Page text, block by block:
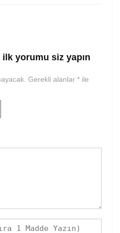
yorumu siz yapın
Gerekli alanlar * ile